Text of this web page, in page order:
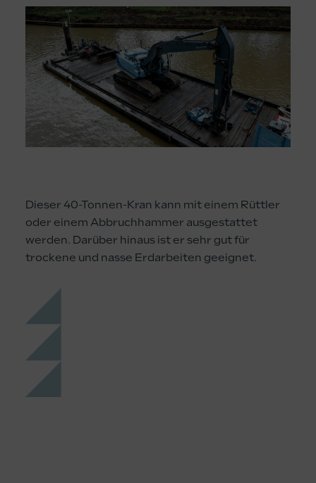
Dieser 40-Tonnen-Kran kann mit einem Rüttler
oder einem Abbruchhammer ausgestattet
werden. Darüber hinaus ist er sehr gut für
trockene und nasse Erdarbeiten geeignet.